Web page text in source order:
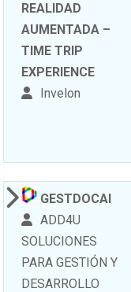
REALIDAD
AUMENTADA –
TIME TRIP
EXPERIENCE
Invelon
GESTDOCAI
ADD4U
SOLUCIONES
PARA GESTIÓN Y
DESARROLLO